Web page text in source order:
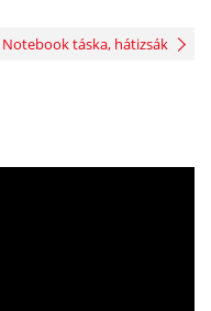
Notebook táska, hátizsák